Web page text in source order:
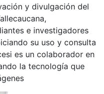
y divulgación del
e investigadores
su uso y consulta
es un colaborador en
la tecnología que